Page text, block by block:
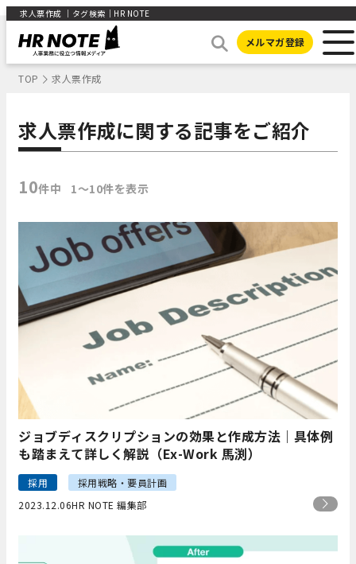
求人票作成 ｜タグ検索｜HR NOTE
メルマガ登録
TOP 求人票作成
求人票作成に関する記事をご紹介
10件中 1〜10件を表示
ジョブディスクリプションの効果と作成方法｜具体例
も踏まえて詳しく解説（Ex-Work 馬渕）
採用
採用戦略・要員計画
2023.12.06HR NOTE 編集部